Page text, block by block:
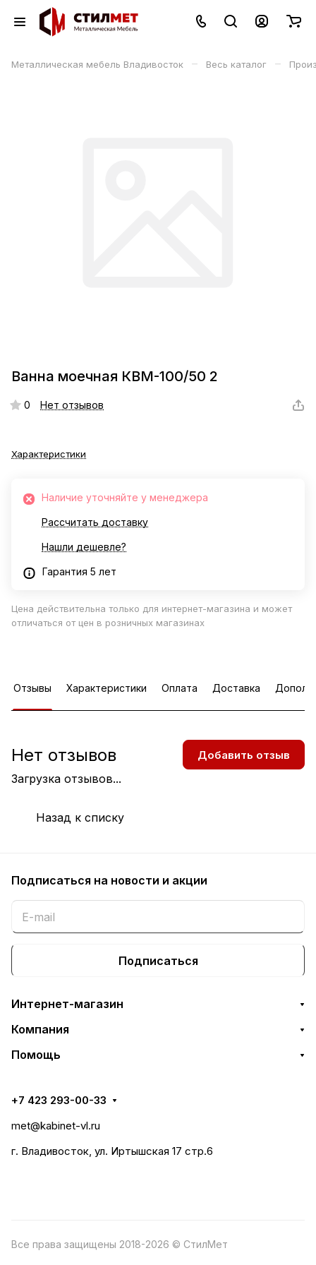
Металлическая мебель Владивосток – Весь каталог –
Ванна моечная КВМ-100/50 2
0 Нет отзывов
Характеристики
Наличие уточняйте у менеджера
Рассчитать доставку
Нашли дешевле?
Гарантия 5 лет
Цена действительна только для интернет-магазина и может
отличаться от цен в розничных магазинах
Отзывы Характеристики Оплата Доставка
Загрузка отзывов...
Нет отзывов Добавить отзыв
Назад к списку
Подписаться на новости и акции
Подписаться
Интернет-магазин
Компания
Помощь
+7 423 293-00-33
met@kabinet-vl.ru
г. Владивосток, ул. Иртышская 17 стр.6
Все права защищены 2018-2026 © СтилМет